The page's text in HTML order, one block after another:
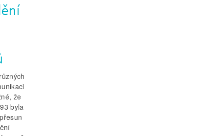
že
byla